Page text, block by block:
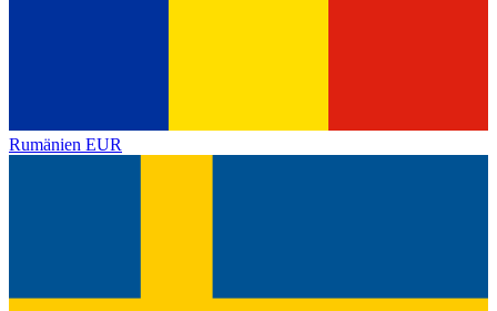
Rumänien EUR